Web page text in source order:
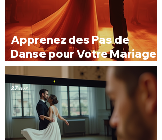
Apprenez des Pas de
Danse pour Votre Mariage
à Lille : Cours Danse
Mariage Lille
27 avr.